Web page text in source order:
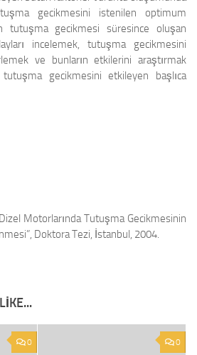
gecikmesini istenilen optimum
tutuşma gecikmesi süresince oluşan
incelemek, tutuşma gecikmesini
ve bunların etkilerini araştırmak
gecikmesini etkileyen başlıca
Motorlarında Tutuşma Gecikmesinin
Doktora Tezi, İstanbul, 2004.
0 0